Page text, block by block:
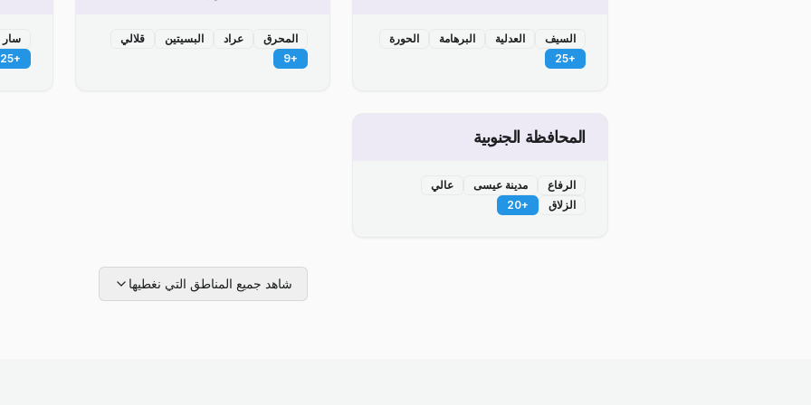
السيف العدلية البرهامة
الحورة
+
25
المحرق عراد البسيتين
قلالي
+
9
سار
+
25
المحافظة الجنوبية
الرفاع مدينة عيسى
عالي
الزلاق
+
20
شاهد جميع المناطق التي نغطيها